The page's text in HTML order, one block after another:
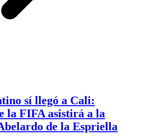
sí llegó a Cali:
la FIFA asistirá a la
de la Espriella